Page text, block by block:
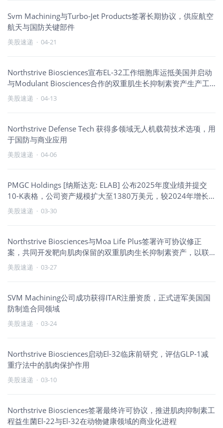
Svm Machining与Turbo-Jet Products签署长期协议，供应航空
航天与国防关键部件
美股速递 · 04-21
Northstrive Biosciences宣布EL-32工作细胞库运抵美国并启动
与Modulant Biosciences合作的双重肌生长抑制素资产生产工
艺优化，旨在结合GLP-1疗法实现肌肉保护
美股速递 · 04-13
Northstrive Defense Tech 获得多领域无人机载荷技术选项，用
于国防与商业应用
美股速递 · 04-06
PMGC Holdings [纳斯达克: ELAB] 公布2025年度业绩并提交
10-K表格，公司资产规模扩大至1380万美元，较2024年增长
43%
美股速递 · 03-30
Northstrive Biosciences与Moa Life Plus签署许可协议修正
案，共同开发靶向肌肉保留的双重肌肉生长抑制素资产，以联
合GLP-1疗法
美股速递 · 03-27
SVM Machining公司成功获得ITAR注册资质，正式进军美国国
防制造合同领域
美股速递 · 03-24
Northstrive Biosciences启动El-32临床前研究，评估GLP-1减
重疗法中的肌肉保护作用
美股速递 · 03-10
Northstrive Biosciences签署最终许可协议，推进肌肉抑制素工
程益生菌El-22与El-32在动物健康领域的商业化进程